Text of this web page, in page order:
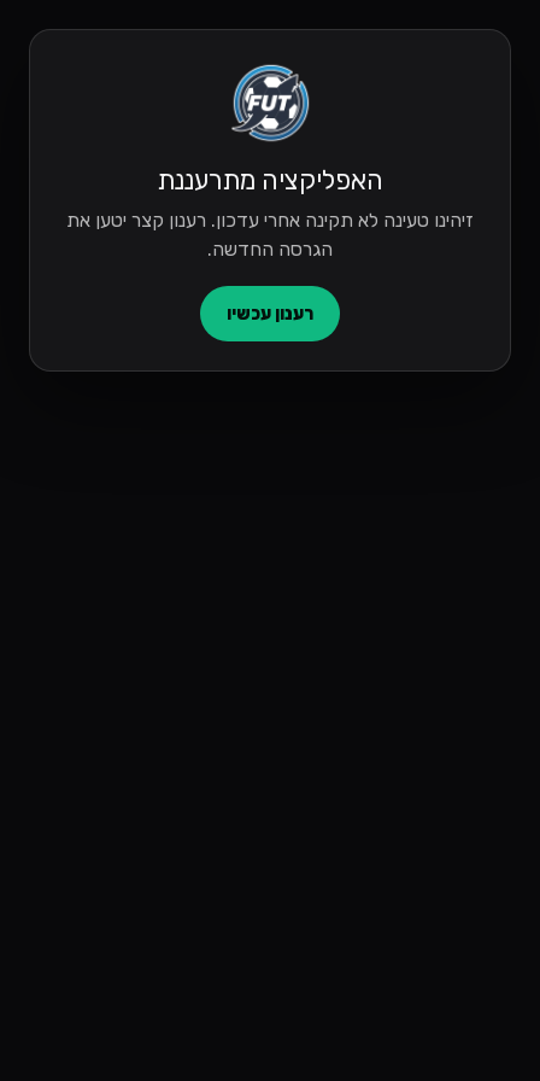
האפליקציה מתרעננת
זיהינו טעינה לא תקינה אחרי עדכון. רענון קצר יטען את
הגרסה החדשה.
רענון עכשיו